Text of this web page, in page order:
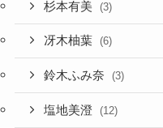
杉本有美 (3)
冴木柚葉 (6)
鈴木ふみ奈 (3)
塩地美澄 (12)